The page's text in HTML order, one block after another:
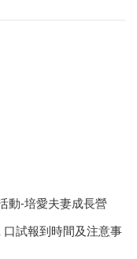
動-培愛夫妻成長營
試報到時間及注意事